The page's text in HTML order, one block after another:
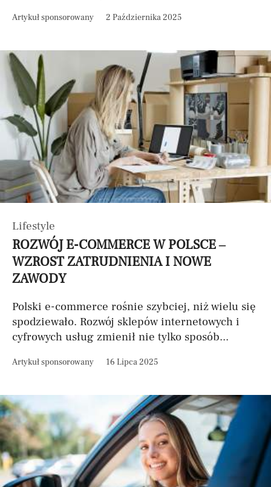
Artykuł sponsorowany 2 Października 2025
Lifestyle
ROZWÓJ E-COMMERCE W POLSCE –
WZROST ZATRUDNIENIA I NOWE
ZAWODY
Polski e-commerce rośnie szybciej, niż wielu się
spodziewało. Rozwój sklepów internetowych i
cyfrowych usług zmienił nie tylko sposób...
Artykuł sponsorowany 16 Lipca 2025